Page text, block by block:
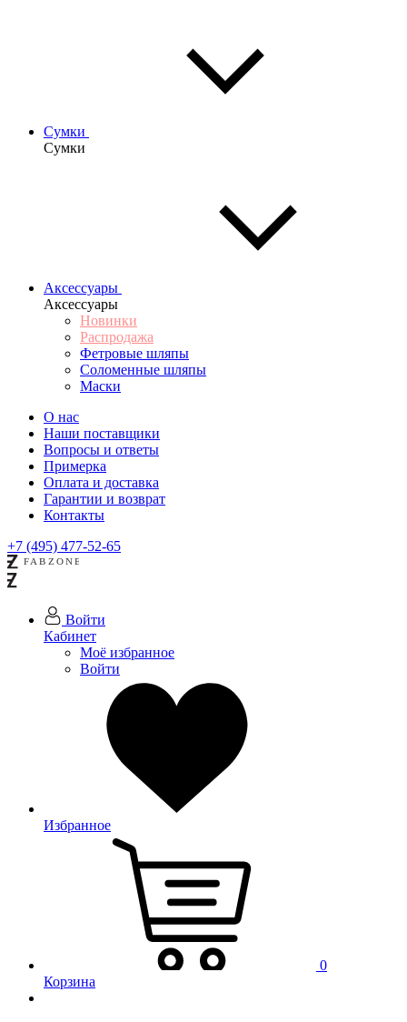
Сумки
Сумки
Аксессуары
Аксессуары
Новинки
Распродажа
Фетровые шляпы
Соломенные шляпы
Маски
О нас
Наши поставщики
Вопросы и ответы
Примерка
Оплата и доставка
Гарантии и возврат
Контакты
+7 (495) 477-52-65
Войти
Кабинет
Моё избранное
Войти
Избранное
0
Корзина